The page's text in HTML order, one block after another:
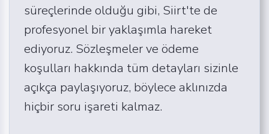
süreçlerinde olduğu gibi, Siirt'te de
profesyonel bir yaklaşımla hareket
ediyoruz. Sözleşmeler ve ödeme
koşulları hakkında tüm detayları sizinle
açıkça paylaşıyoruz, böylece aklınızda
hiçbir soru işareti kalmaz.